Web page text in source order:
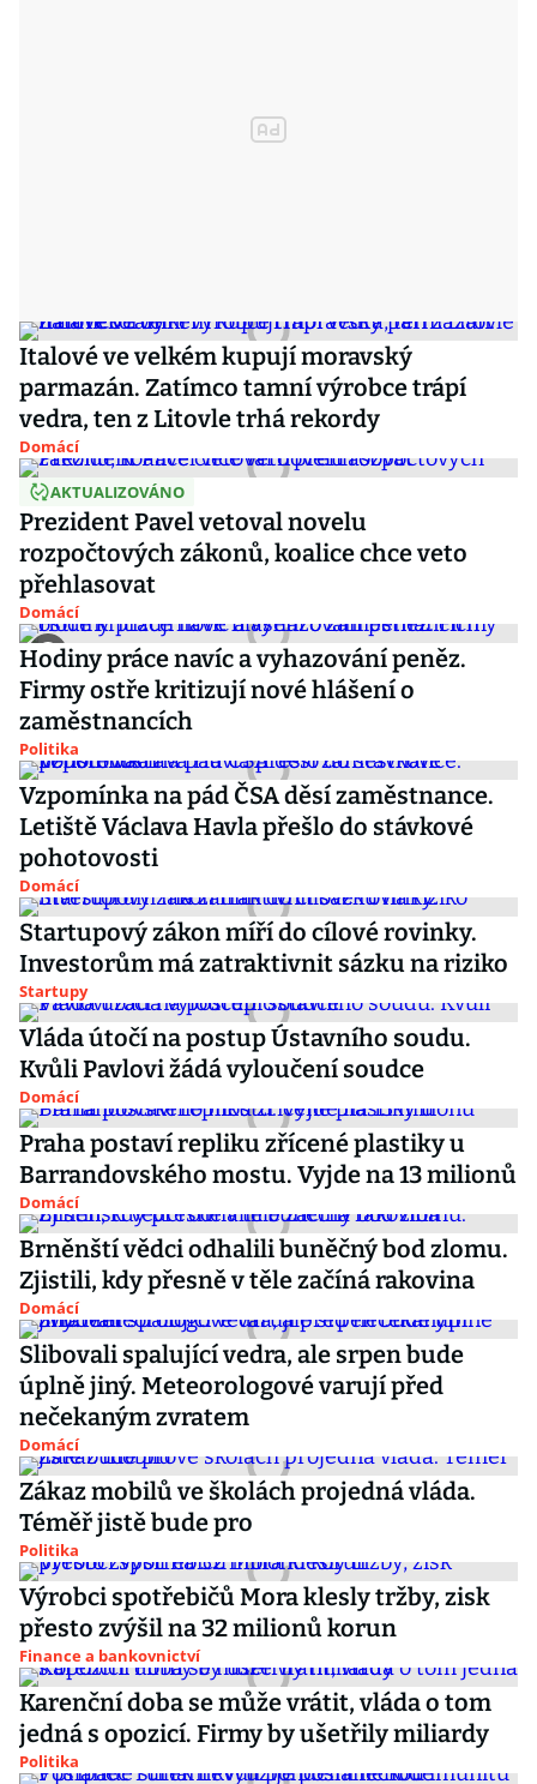
Italové ve velkém kupují moravský
parmazán. Zatímco tamní výrobce trápí
vedra, ten z Litovle trhá rekordy
Domácí
AKTUALIZOVÁNO
Prezident Pavel vetoval novelu
rozpočtových zákonů, koalice chce veto
přehlasovat
Domácí
Hodiny práce navíc a vyhazování peněz.
Firmy ostře kritizují nové hlášení o
zaměstnancích
Politika
Vzpomínka na pád ČSA děsí zaměstnance.
Letiště Václava Havla přešlo do stávkové
pohotovosti
Domácí
Startupový zákon míří do cílové rovinky.
Investorům má zatraktivnit sázku na riziko
Startupy
Vláda útočí na postup Ústavního soudu.
Kvůli Pavlovi žádá vyloučení soudce
Domácí
Praha postaví repliku zřícené plastiky u
Barrandovského mostu. Vyjde na 13 milionů
Domácí
Brněnští vědci odhalili buněčný bod zlomu.
Zjistili, kdy přesně v těle začíná rakovina
Domácí
Slibovali spalující vedra, ale srpen bude
úplně jiný. Meteorologové varují před
nečekaným zvratem
Domácí
Zákaz mobilů ve školách projedná vláda.
Téměř jistě bude pro
Politika
Výrobci spotřebičů Mora klesly tržby, zisk
přesto zvýšil na 32 milionů korun
Finance a bankovnictví
Karenční doba se může vrátit, vláda o tom
jedná s opozicí. Firmy by ušetřily miliardy
Politika